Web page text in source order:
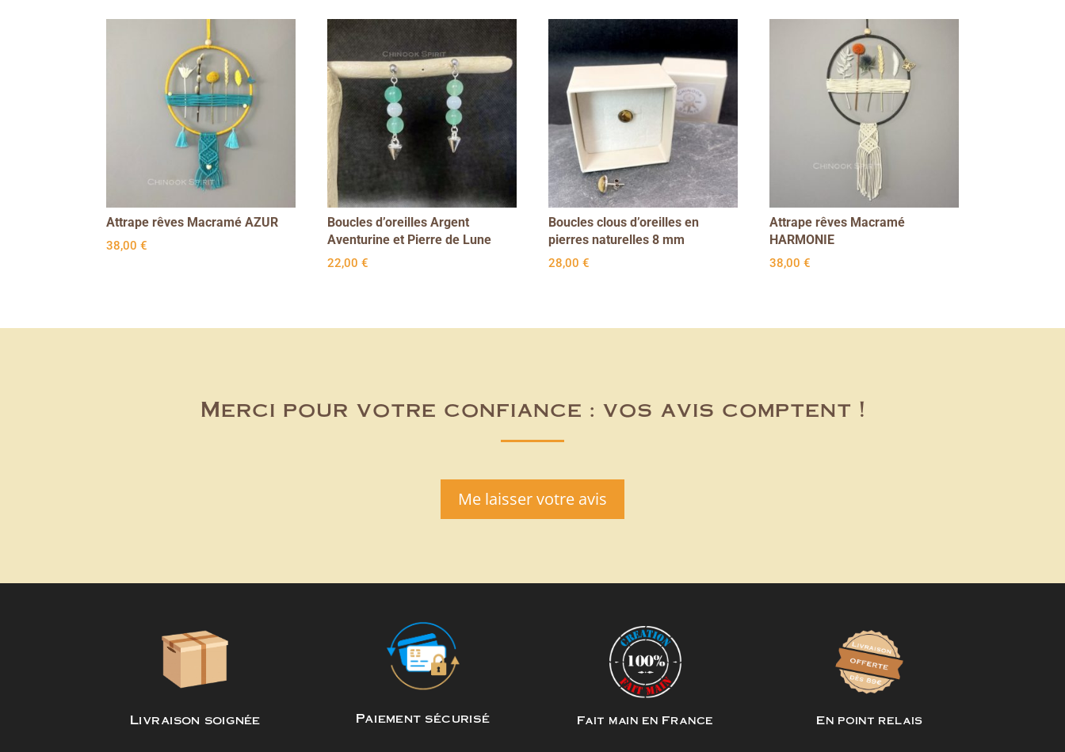
Attrape rêves Macramé AZUR
38,00€
Boucles d’oreilles Argent
Aventurine et Pierre de Lune
22,00€
Boucles clous d’oreilles en
pierres naturelles 8 mm
28,00€
Attrape rêves Macramé
HARMONIE
38,00€
Merci pour votre confiance : vos avis comptent !
Me laisser votre avis
Livraison soignée Paiement sécurisé Fait main en France En point relais